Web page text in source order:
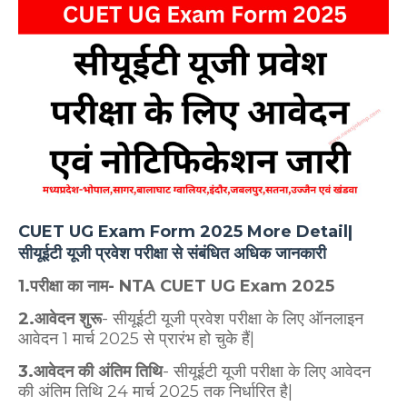
CUET UG Exam Form 2025 More Detail|
सीयूईटी यूजी प्रवेश परीक्षा से संबंधित अधिक जानकारी
1.परीक्षा का नाम- NTA CUET UG Exam 2025
2.आवेदन शुरू- सीयूईटी यूजी प्रवेश परीक्षा के लिए ऑनलाइन
आवेदन 1 मार्च 2025 से प्रारंभ हो चुके हैं|
3.आवेदन की अंतिम तिथि- सीयूईटी यूजी परीक्षा के लिए आवेदन
की अंतिम तिथि 24 मार्च 2025 तक निर्धारित है|